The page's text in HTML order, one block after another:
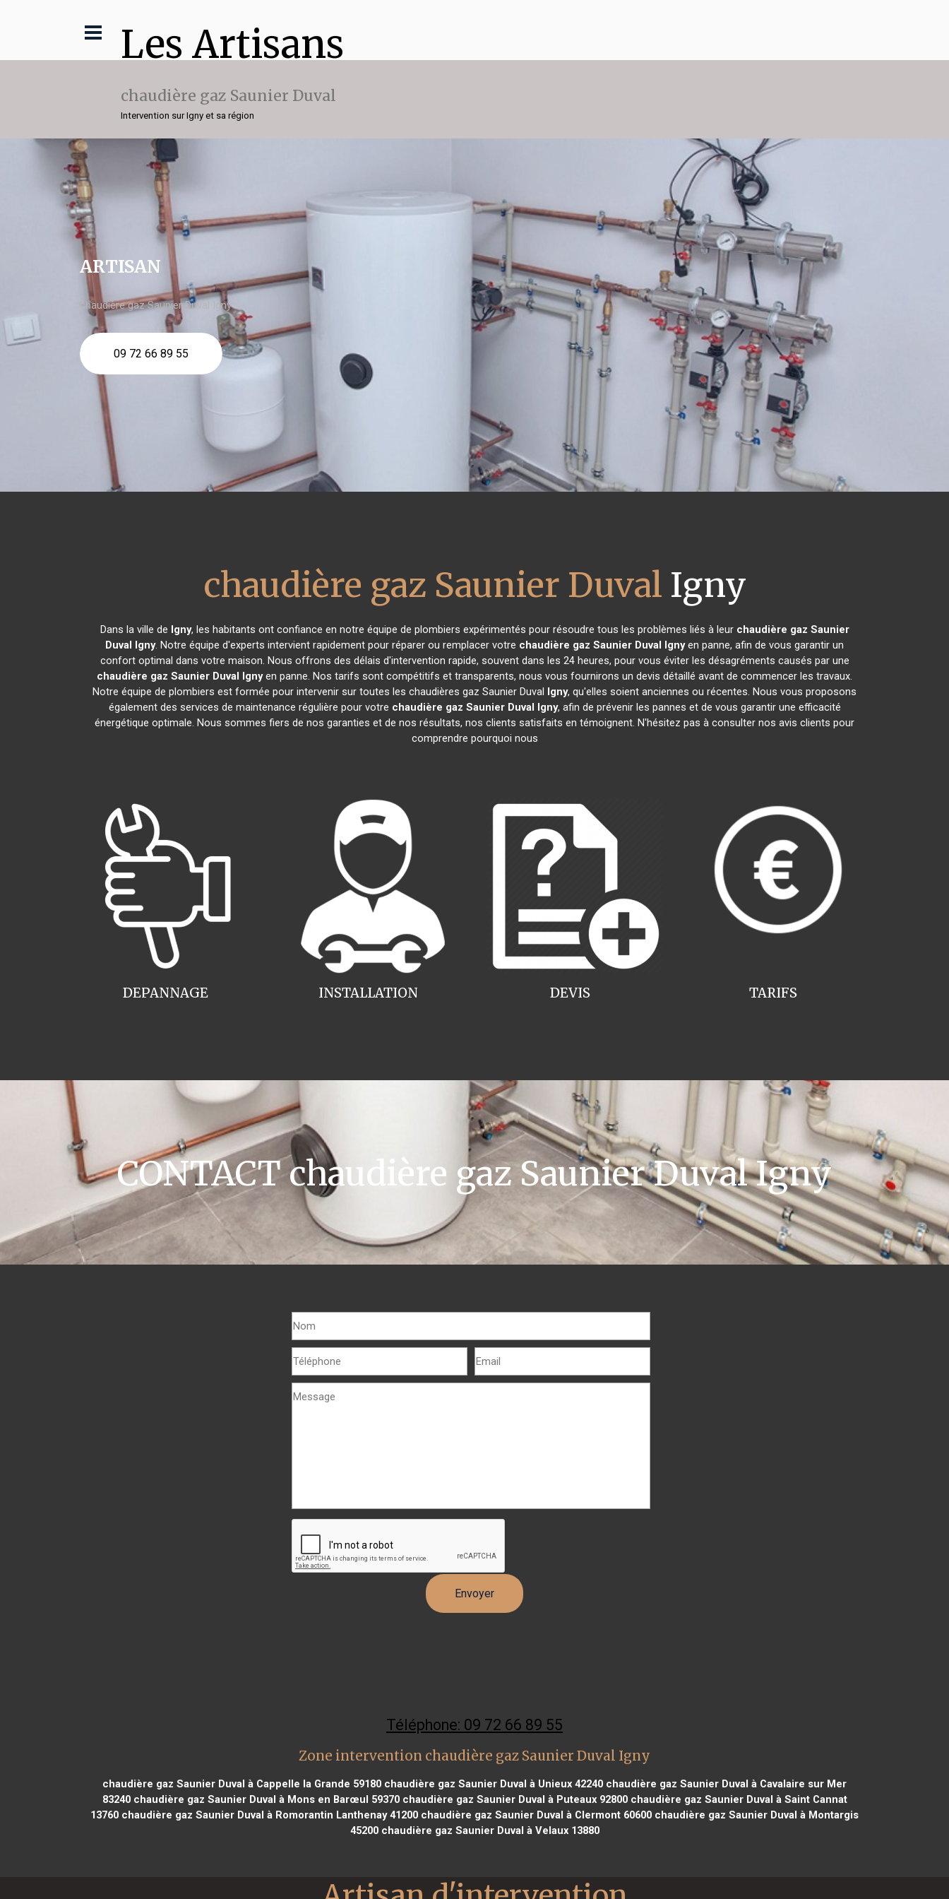
Les Artisans
chaudière gaz Saunier Duval
Intervention sur Igny et sa région
ARTISAN
chaudière gaz Saunier Duval Igny
09 72 66 89 55
chaudière gaz Saunier Duval Igny
Dans la ville de Igny, les habitants ont confiance en notre équipe de plombiers expérimentés pour résoudre tous les problèmes liés à leur chaudière gaz Saunier
Duval Igny. Notre équipe d'experts intervient rapidement pour réparer ou remplacer votre chaudière gaz Saunier Duval Ignyen panne, afin de vous garantir un
confort optimal dans votre maison. Nous offrons des délais d'intervention rapide, souvent dans les 24 heures, pour vous éviter les désagréments causés par une
chaudière gaz Saunier Duval Ignyen panne. Nos tarifs sont compétitifs et transparents, nous vous fournirons un devis détaillé avant de commencer les travaux.
Notre équipe de plombiers est formée pour intervenir sur toutes les chaudières gaz Saunier Duval Igny, qu'elles soient anciennes ou récentes. Nous vous proposons
également des services de maintenance régulière pour votre chaudière gaz Saunier Duval Igny, afin de prévenir les pannes et de vous garantir une efficacité
énergétique optimale. Nous sommes fiers de nos garanties et de nos résultats, nos clients satisfaits en témoignent. N'hésitez pas à consulter nos avis clients pour
comprendre pourquoi nous
INSTALLATION
DEPANNAGE TARIFS
DEVIS
CONTACT chaudière gaz Saunier Duval Igny
Téléphone: 09 72 66 89 55
Zone intervention chaudière gaz Saunier Duval Igny
chaudière gaz Saunier Duval à Cappelle la Grande 59180 chaudière gaz Saunier Duval à Unieux 42240 chaudière gaz Saunier Duval à Cavalaire sur Mer
83240chaudière gaz Saunier Duval à Mons en Barœul 59370chaudière gaz Saunier Duval à Puteaux 92800chaudière gaz Saunier Duval à Saint Cannat
13760 chaudière gaz Saunier Duval à Romorantin Lanthenay 41200 chaudière gaz Saunier Duval à Clermont 60600 chaudière gaz Saunier Duval à Montargis
45200chaudière gaz Saunier Duval à Velaux 13880